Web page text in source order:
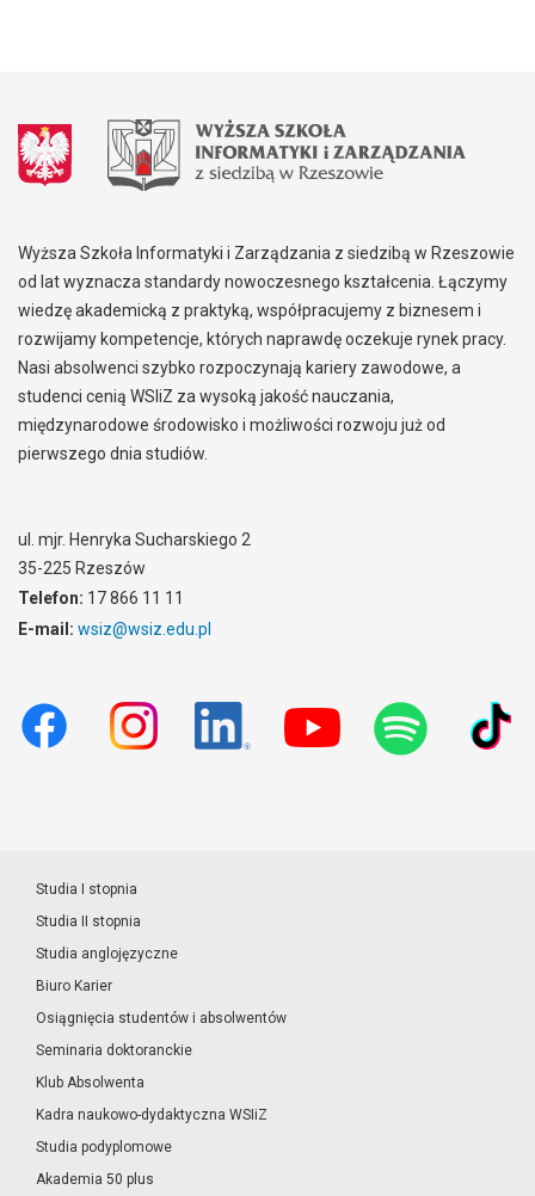
Wyższa Szkoła Informatyki i Zarządzania z siedzibą w Rzeszowie
od lat wyznacza standardy nowoczesnego kształcenia. Łączymy
wiedzę akademicką z praktyką, współpracujemy z biznesem i
rozwijamy kompetencje, których naprawdę oczekuje rynek pracy.
Nasi absolwenci szybko rozpoczynają kariery zawodowe, a
studenci cenią WSIiZ za wysoką jakość nauczania,
międzynarodowe środowisko i możliwości rozwoju już od
pierwszego dnia studiów.
ul. mjr. Henryka Sucharskiego 2
35-225 Rzeszów
Telefon: 17 866 11 11
E-mail: wsiz@wsiz.edu.pl
Studia I stopnia
Studia II stopnia
Studia anglojęzyczne
Biuro Karier
Osiągnięcia studentów i absolwentów
Seminaria doktoranckie
Klub Absolwenta
Kadra naukowo-dydaktyczna WSIiZ
Studia podyplomowe
Akademia 50 plus